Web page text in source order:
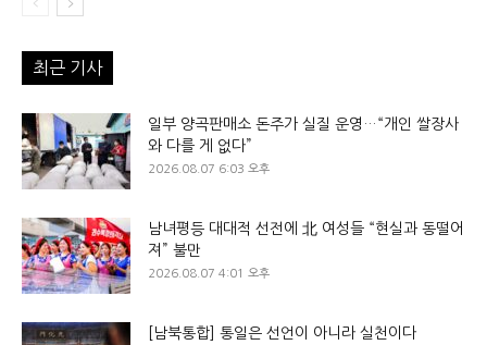
최근 기사
일부 양곡판매소 돈주가 실질 운영…“개인 쌀장사
와 다를 게 없다”
2026.08.07 6:03 오후
남녀평등 대대적 선전에 北 여성들 “현실과 동떨어
져” 불만
2026.08.07 4:01 오후
[남북통합] 통일은 선언이 아니라 실천이다